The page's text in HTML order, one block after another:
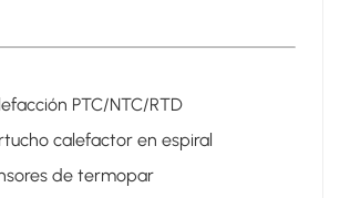
PTC/NTC/RTD
calefactor en espiral
de termopar